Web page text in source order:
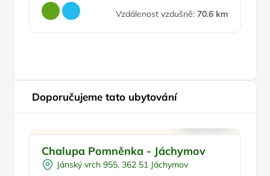
Vzdálenost vzdušně: 70.6 km
Doporučujeme tato ubytování
Pro skupiny
Venkovní gril
Chalupa Pomněnka - Jáchymov
Jánský vrch 955, 362 51 Jáchymov